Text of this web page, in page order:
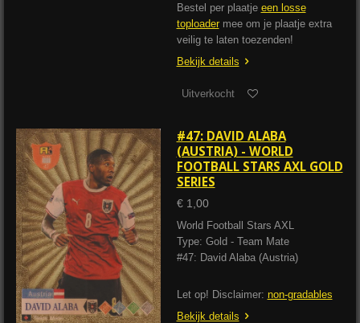
Bestel per plaatje een losse
toploadermee om je plaatje extra
veilig te laten toezenden!
Bekijk details
Uitverkocht
#47: DAVID ALABA
(AUSTRIA) - WORLD
FOOTBALL STARS AXL GOLD
SERIES
€ 1,00
World Football Stars AXL
Type: Gold - Team Mate
#47: David Alaba (Austria)
Let op! Disclaimer: non-gradables
Bekijk details